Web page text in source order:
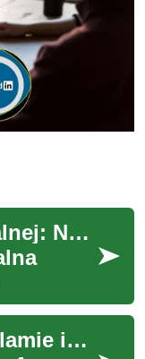
Rewolucja pracy zdalnej: Nowe perspektywy kariery
klu...
Ścieżki kariery w reklamie internetowej